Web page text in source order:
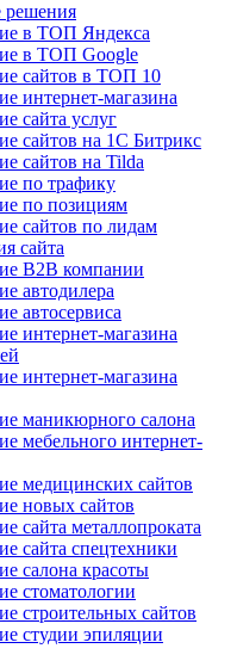
решения
в ТОП Яндекса
в ТОП Google
сайтов в ТОП 10
интернет-магазина
сайта услуг
сайтов на 1С Битрикс
сайтов на Tilda
по трафику
по позициям
сайтов по лидам
сайта
B2B компании
автодилера
автосервиса
интернет-магазина
интернет-магазина
маникюрного салона
мебельного интернет-
медицинских сайтов
новых сайтов
сайта металлопроката
сайта спецтехники
салона красоты
стоматологии
строительных сайтов
студии эпиляции